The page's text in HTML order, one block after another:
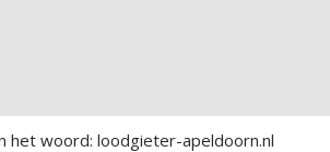
het woord: loodgieter-apeldoorn.nl